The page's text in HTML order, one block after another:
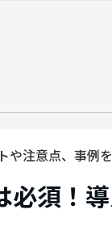
や注意点、事例
須！